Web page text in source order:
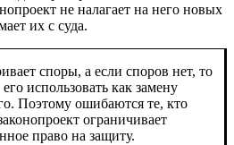
не налагает на него новых
их с суда.
споры, а если споров нет, то
использовать как замену
Поэтому ошибаются те, кто
ограничивает
право на защиту.